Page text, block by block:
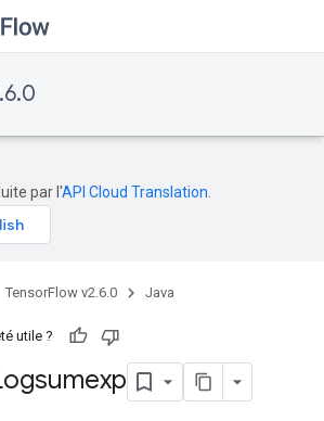
par l'API Cloud Translation
TensorFlow v2.6.0 Java
utile ?